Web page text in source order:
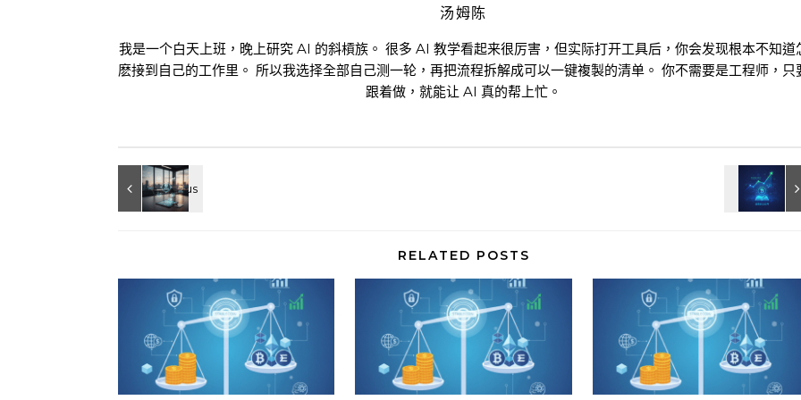
汤姆陈
我是一个白天上班，晚上研究 AI 的斜槓族。 很多 AI 教学看起来很厉害，但实际打开工具后，你会发现根本不知道
麽接到自己的工作里。 所以我选择全部自己测一轮，再把流程拆解成可以一键複製的清单。 你不需要是工程师，只
跟着做，就能让 AI 真的帮上忙。
RELATED POSTS